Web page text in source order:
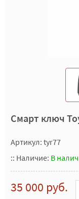
Смарт ключ
Артикул: tyr77
:: Наличие: В
35 000 руб.